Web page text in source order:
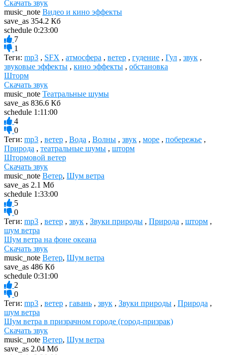
Скачать звук
music_note Видео и кино эффекты
save_as 354.2 Кб
schedule 0:23:00
7
1
Теги: mp3 , SFX , атмосфера , ветер , гудение , Гул , звук ,
звуковые эффекты , кино эффекты , обстановка
Шторм
Скачать звук
music_note Театральные шумы
save_as 836.6 Кб
schedule 1:11:00
4
0
Теги: mp3 , ветер , Вода , Волны , звук , море , побережье ,
Природа , театральные шумы , шторм
Штормовой ветер
Скачать звук
music_note Ветер, Шум ветра
save_as 2.1 Мб
schedule 1:33:00
5
0
Теги: mp3 , ветер , звук , Звуки природы , Природа , шторм ,
шум ветра
Шум ветра на фоне океана
Скачать звук
music_note Ветер, Шум ветра
save_as 486 Кб
schedule 0:31:00
2
0
Теги: mp3 , ветер , гавань , звук , Звуки природы , Природа ,
шум ветра
Шум ветра в призрачном городе (город-призрак)
Скачать звук
music_note Ветер, Шум ветра
save_as 2.04 Мб